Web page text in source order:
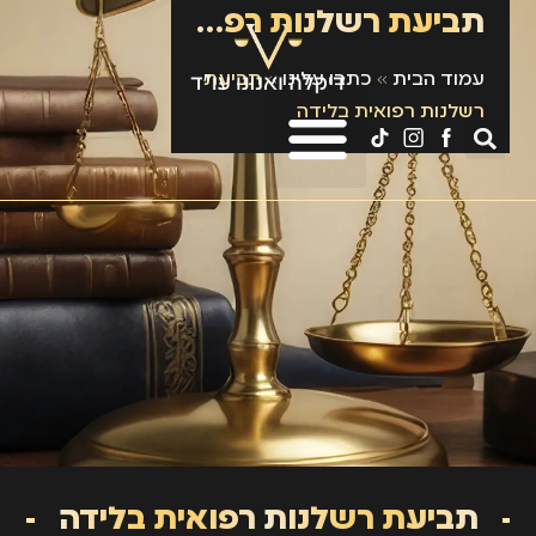
תביעת רשלנות רפואית בלידה
עמוד הבית» כתבו עלינו»תביעת
רשלנות רפואית בלידה
תביעת רשלנות רפואית בלידה